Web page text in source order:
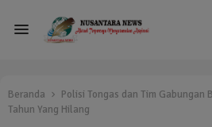
Beranda
Polisi Tongas dan Tim Gabungan
Tahun Yang Hilang